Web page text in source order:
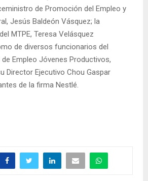
de Promoción del Empleo y
Jesús Baldeón Vásquez; la
MTPE, Teresa Velásquez
de diversos funcionarios del
Empleo Jóvenes Productivos,
Director Ejecutivo Chou Gaspar
de la firma Nestlé.